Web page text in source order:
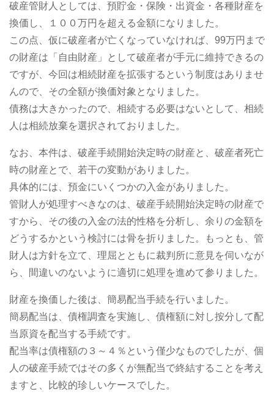
破産管財人としては、預貯金・保険・出資金・各種財産を
換価し、１００万円を超える金額になりました。
この点、仮に破産者が亡くなっていなければ、99万円まで
の財産は「自由財産」として破産者が手元に維持できるの
ですが、今回は相続財産を拡張するという制度はありませ
んので、その全額が換価対象となりました。
債務は大きかったので、相続する必要はないとして、相続
人は相続放棄を選択されておりました。
なお、本件は、破産手続開始決定時の財産と、破産者死亡
時の財産とで、若干の変動がありました。
具体的には、預金にいくつかの入金がありました。
管財人が処理すべきなのは、破産手続開始決定時の財産で
すから、その後の入金の法的性格を分析し、余りの金額を
どうするかという検討には骨を折りました。もっとも、管
財人は方針を立て、理屈とともに裁判所に意見を伺いなが
ら、間違いのないように適切に処理を進めて参りました。
財産を換価した後は、簡易配当手続を行いました。
簡易配当は、債権調査を実施し、債権額に対し按分して配
当原資を配当する手続です。
配当率は債権額の３～４％という僅少なものでしたが、個
人の破産手続ではその多くが無配当で終結することを考え
ますと、比較的珍しいケースでした。